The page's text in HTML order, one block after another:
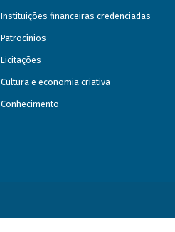
Instituições financeiras credenciadas
Patrocínios
Licitações
Cultura e economia criativa
Conhecimento